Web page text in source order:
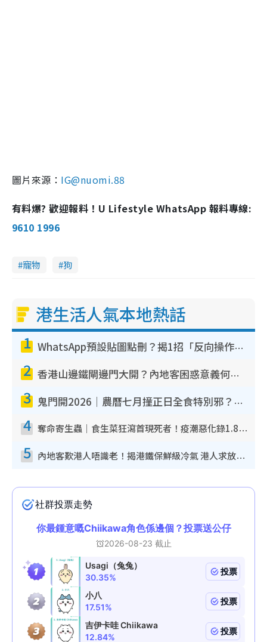
圖片來源： IG@nuomi.88
有料爆? 歡迎報料！U Lifestyle WhatsApp 報料專線:
9610 1996
寵物 狗
港生活人氣本地熱話
1 WhatsApp預設貼圖點刪？揭1招「反向操作」還原簡潔介面 附3步實測教學
2 香港山邊鐵閘邊門大開？內地客困惑意義何在！網民神回覆：呢種叫法理性防禦
3 鬼門開2026｜農曆七月撞正日全食特別邪？專家警告切忌做一事！揭4大禁忌+2招保平安
4 奪命寄生蟲｜食生菜狂瀉首現死者！疫潮惡化錄1.8萬宗病例 揭洗菜3大謬誤
5 內地客歎港人唔識老！揭港鐵保鮮級冷氣 港人求放過：咪投訴